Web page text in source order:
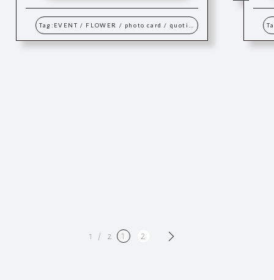
Tag: EVENT / FLOWER / photo card / quotidienne /写
1 / 2 1 2
»